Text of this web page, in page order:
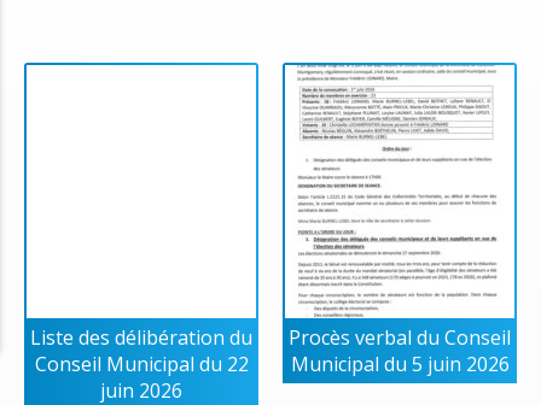
Liste des délibération du
Conseil Municipal du 22
juin 2026
Procès verbal du Conseil
Municipal du 5 juin 2026